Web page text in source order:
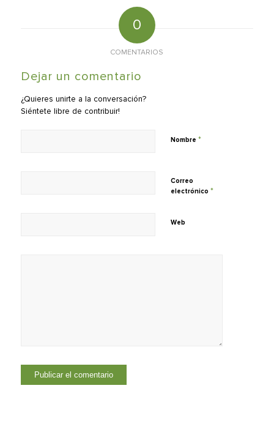
0
COMENTARIOS
Dejar un comentario
¿Quieres unirte a la conversación?
Siéntete libre de contribuir!
Nombre *
Correo
electrónico *
Web